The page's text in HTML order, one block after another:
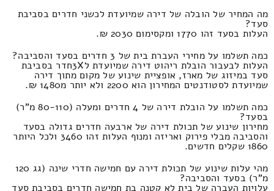
מה המחיר של הובלה של דירה שמיועדת לכשני חדרים בסביבת
סעד?
העלות בסעד זהו 1770 ומקסימום 2030 ₪.
כמה תשלמו על מחירי העברת בית של 3 חדרים בסעד והסביבה?
העלות לבעבור הובלת ריהוט דירה שמיועדת ל3Xחדר בסביבת
סעד במיזוג של מארז, אופציית שינוע של מקום מתוך דירה
שמיועדת לסטודנטים המחירון הוא 2200 ולא יותר מ1480 ₪.
כמה תשלמו על הובלת דירה של 4 חדרים ומעלה (80-110 מ"ר)
בסעד?
מחירון שינוע של תכולת דירה של ארבעה חדרים גדולה בסעד
והסביבה מבלי פירוק ואריזה ומנוף העלות זהו 3460 ולכל היותר
1860 שקלים חדשים.
מהי עלות שינוע של תכולת דירה עם חמישה חדרי שינה (גג 120
מ"ר) בסעד והסביבה?
עלויות העברה של בית לא קטנה בת חמישה חדרים בסביבת סעד